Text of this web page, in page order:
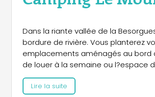
Dans la riante vallée de la
bordure de rivière. Vous planterez
emplacements aménagés au bord
de louer à la semaine ou l?espace
Lire la suite